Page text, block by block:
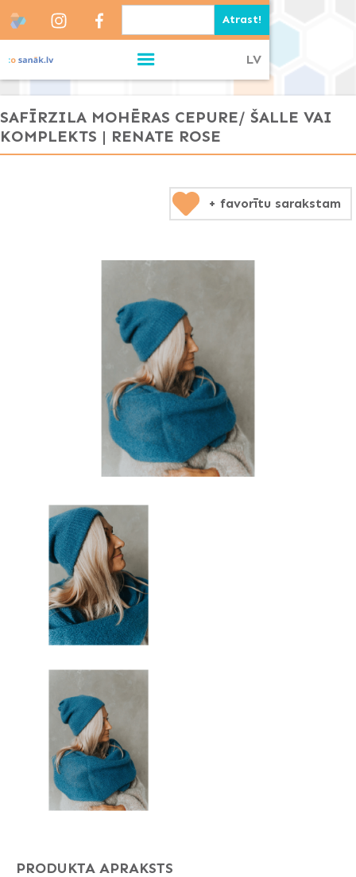
LV
SAFĪRZILA MOHĒRAS CEPURE/ ŠALLE VAI
KOMPLEKTS | RENATE ROSE
+ favorītu sarakstam
PRODUKTA APRAKSTS